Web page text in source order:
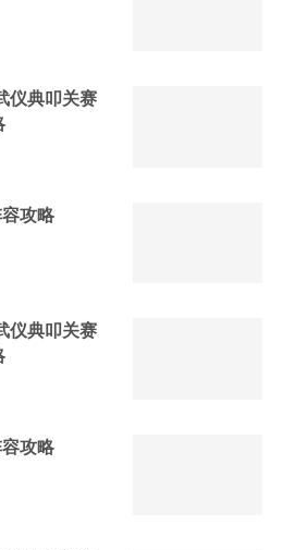
仪典叩关赛
攻略
仪典叩关赛
攻略